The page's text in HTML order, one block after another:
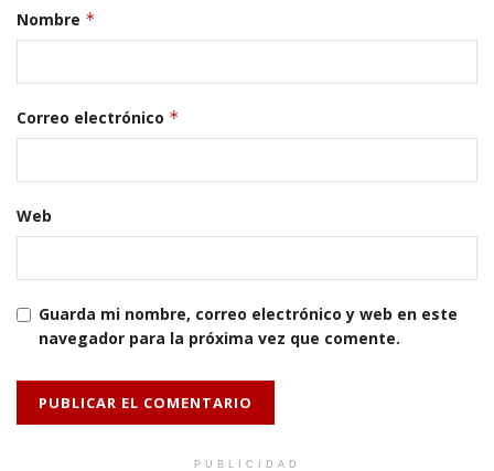
Nombre *
Correo electrónico *
Web
Guarda mi nombre, correo electrónico y web en este
navegador para la próxima vez que comente.
PUBLICIDAD